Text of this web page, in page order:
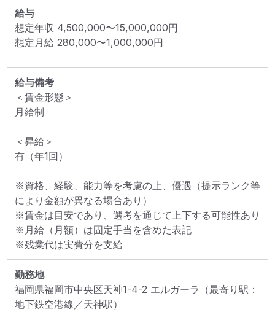
給与
想定年収 4,500,000〜15,000,000円
想定月給 280,000〜1,000,000円
給与備考
＜賃金形態＞
月給制
＜昇給＞
有（年1回）
※資格、経験、能力等を考慮の上、優遇（提示ランク等
により金額が異なる場合あり）
※賃金は目安であり、選考を通じて上下する可能性あり
※月給（月額）は固定手当を含めた表記
※残業代は実費分を支給
勤務地
福岡県福岡市中央区天神1-4-2 エルガーラ （最寄り駅：
地下鉄空港線／天神駅）